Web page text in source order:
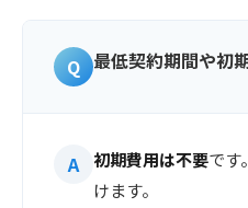
最低契約期間や初
初期費用は不要です
けます。